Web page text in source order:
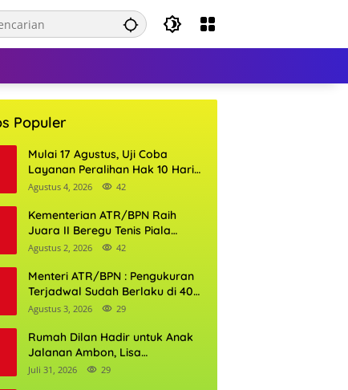
Populer
Mulai 17 Agustus, Uji Coba
Layanan Peralihan Hak 10 Hari
di 15 Kantor Pertanahan
Agustus 4, 2026 42
Kementerian ATR/BPN Raih
Juara II Beregu Tenis Piala
Gubernur DKI Jakarta 2026
Agustus 2, 2026 42
Menteri ATR/BPN : Pengukuran
Terjadwal Sudah Berlaku di 400
Kantor Pertanahan
Agustus 3, 2026 29
Rumah Dilan Hadir untuk Anak
Jalanan Ambon, Lisa
Wattimena: Tak Ada Anak yang
Juli 31, 2026 29